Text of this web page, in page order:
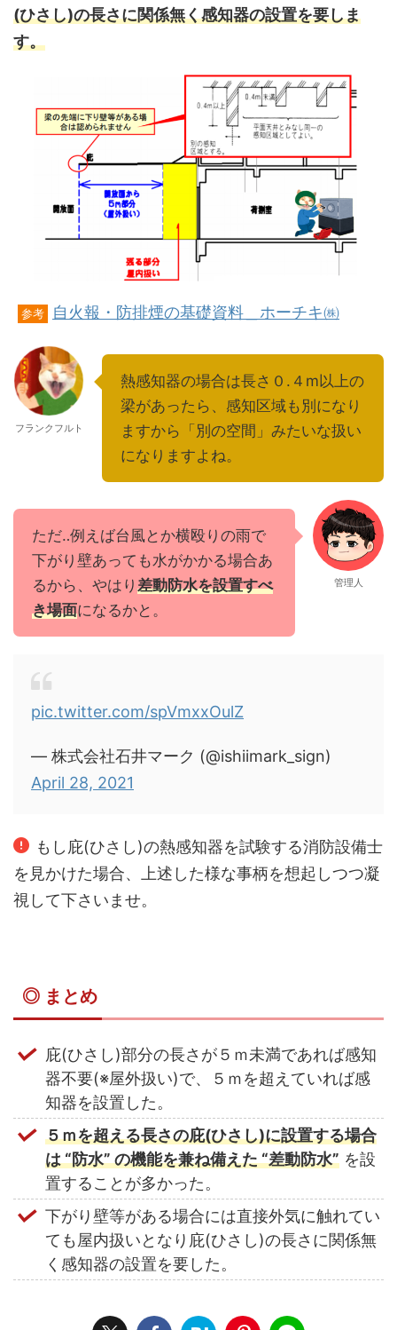
(ひさし)の長さに関係無く感知器の設置を要しま
す。
参考 自火報・防排煙の基礎資料＿ホーチキ㈱
フランクフルト
熱感知器の場合は長さ０.４m以上の
梁があったら、感知区域も別になり
ますから「別の空間」みたいな扱い
になりますよね。
ただ‥例えば台風とか横殴りの雨で
下がり壁あっても水がかかる場合あ
るから、やはり 差動防水を設置すべ
き場面になるかと。
管理人
pic.twitter.com/spVmxxOulZ
— 株式会社石井マーク (@ishiimark_sign)
April 28, 2021
もし庇(ひさし)の熱感知器を試験する消防設備士
を見かけた場合、上述した様な事柄を想起しつつ凝
視して下さいませ。
◎ まとめ
庇(ひさし)部分の長さが５ｍ未満であれば感知
器不要(※屋外扱い)で、５ｍを超えていれば感
知器を設置した。
５ｍを超える長さの庇(ひさし)に設置する場合
は “防水” の機能を兼ね備えた “差動防水” を設
置することが多かった。
下がり壁等がある場合には直接外気に触れてい
ても屋内扱いとなり庇(ひさし)の長さに関係無
く感知器の設置を要した。